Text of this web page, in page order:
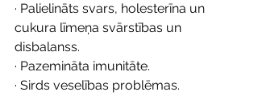
· Palielināts svars, holesterīna un
cukura līmeņa svārstības un
disbalanss.
· Pazemināta imunitāte.
· Sirds veselības problēmas.